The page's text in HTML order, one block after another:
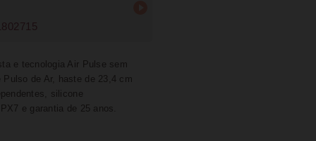
e tecnologia Air Pulse sem
de Ar, haste de 23,4 cm
silicone
e garantia de 25 anos.